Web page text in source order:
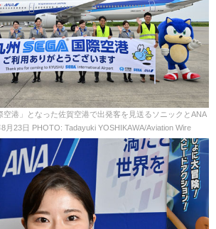
空港」となった佐賀空港で出発客を見送るソニックとANA
月23日 PHOTO: Tadayuki YOSHIKAWA/Aviation Wire